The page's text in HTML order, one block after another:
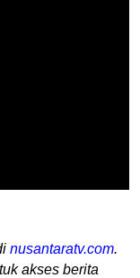
nusantaratv.com.
akses berita